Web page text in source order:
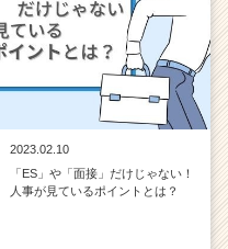
2023.02.10
「ES」や「面接」だけじゃない！
人事が見ているポイントとは？